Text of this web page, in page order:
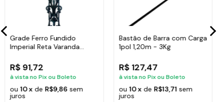
Grade Ferro Fundido
Imperial Reta Varanda
R$ 91,72
à vista no Pix ou Boleto
ou10 x de R$9,86 sem
juros
Bastão de Barra com Carga
1pol 1,20m - 3Kg
R$ 127,47
à vista no Pix ou Boleto
ou 10 x de R$13,71 sem
juros